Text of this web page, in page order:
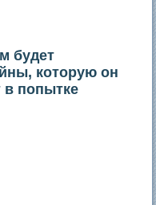
будет
которую он
в попытке